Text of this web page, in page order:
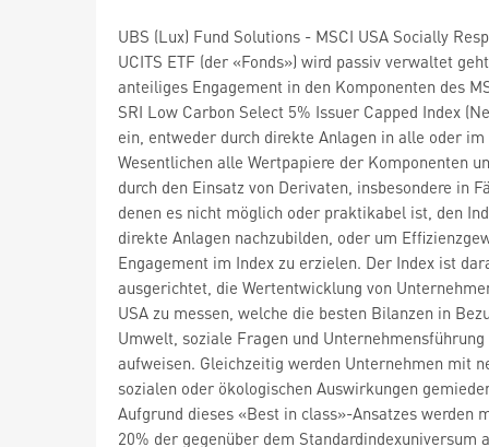
UBS (Lux) Fund Solutions - MSCI USA Socially
UCITS ETF (der «Fonds») wird passiv verwaltet
anteiliges Engagement in den Komponenten des
SRI Low Carbon Select 5% Issuer Capped Index
ein, entweder durch direkte Anlagen in alle oder im
Wesentlichen alle Wertpapiere der Komponenten
durch den Einsatz von Derivaten, insbesondere in
denen es nicht möglich oder praktikabel ist, den
direkte Anlagen nachzubilden, oder um
Engagement im Index zu erzielen. Der Index ist
ausgerichtet, die Wertentwicklung von
USA zu messen, welche die besten Bilanzen in
Umwelt, soziale Fragen und Unternehmensführung
aufweisen. Gleichzeitig werden Unternehmen mit
sozialen oder ökologischen Auswirkungen
Aufgrund dieses «Best in class»-Ansatzes werden
20% der gegenüber dem Standardindexuniversum